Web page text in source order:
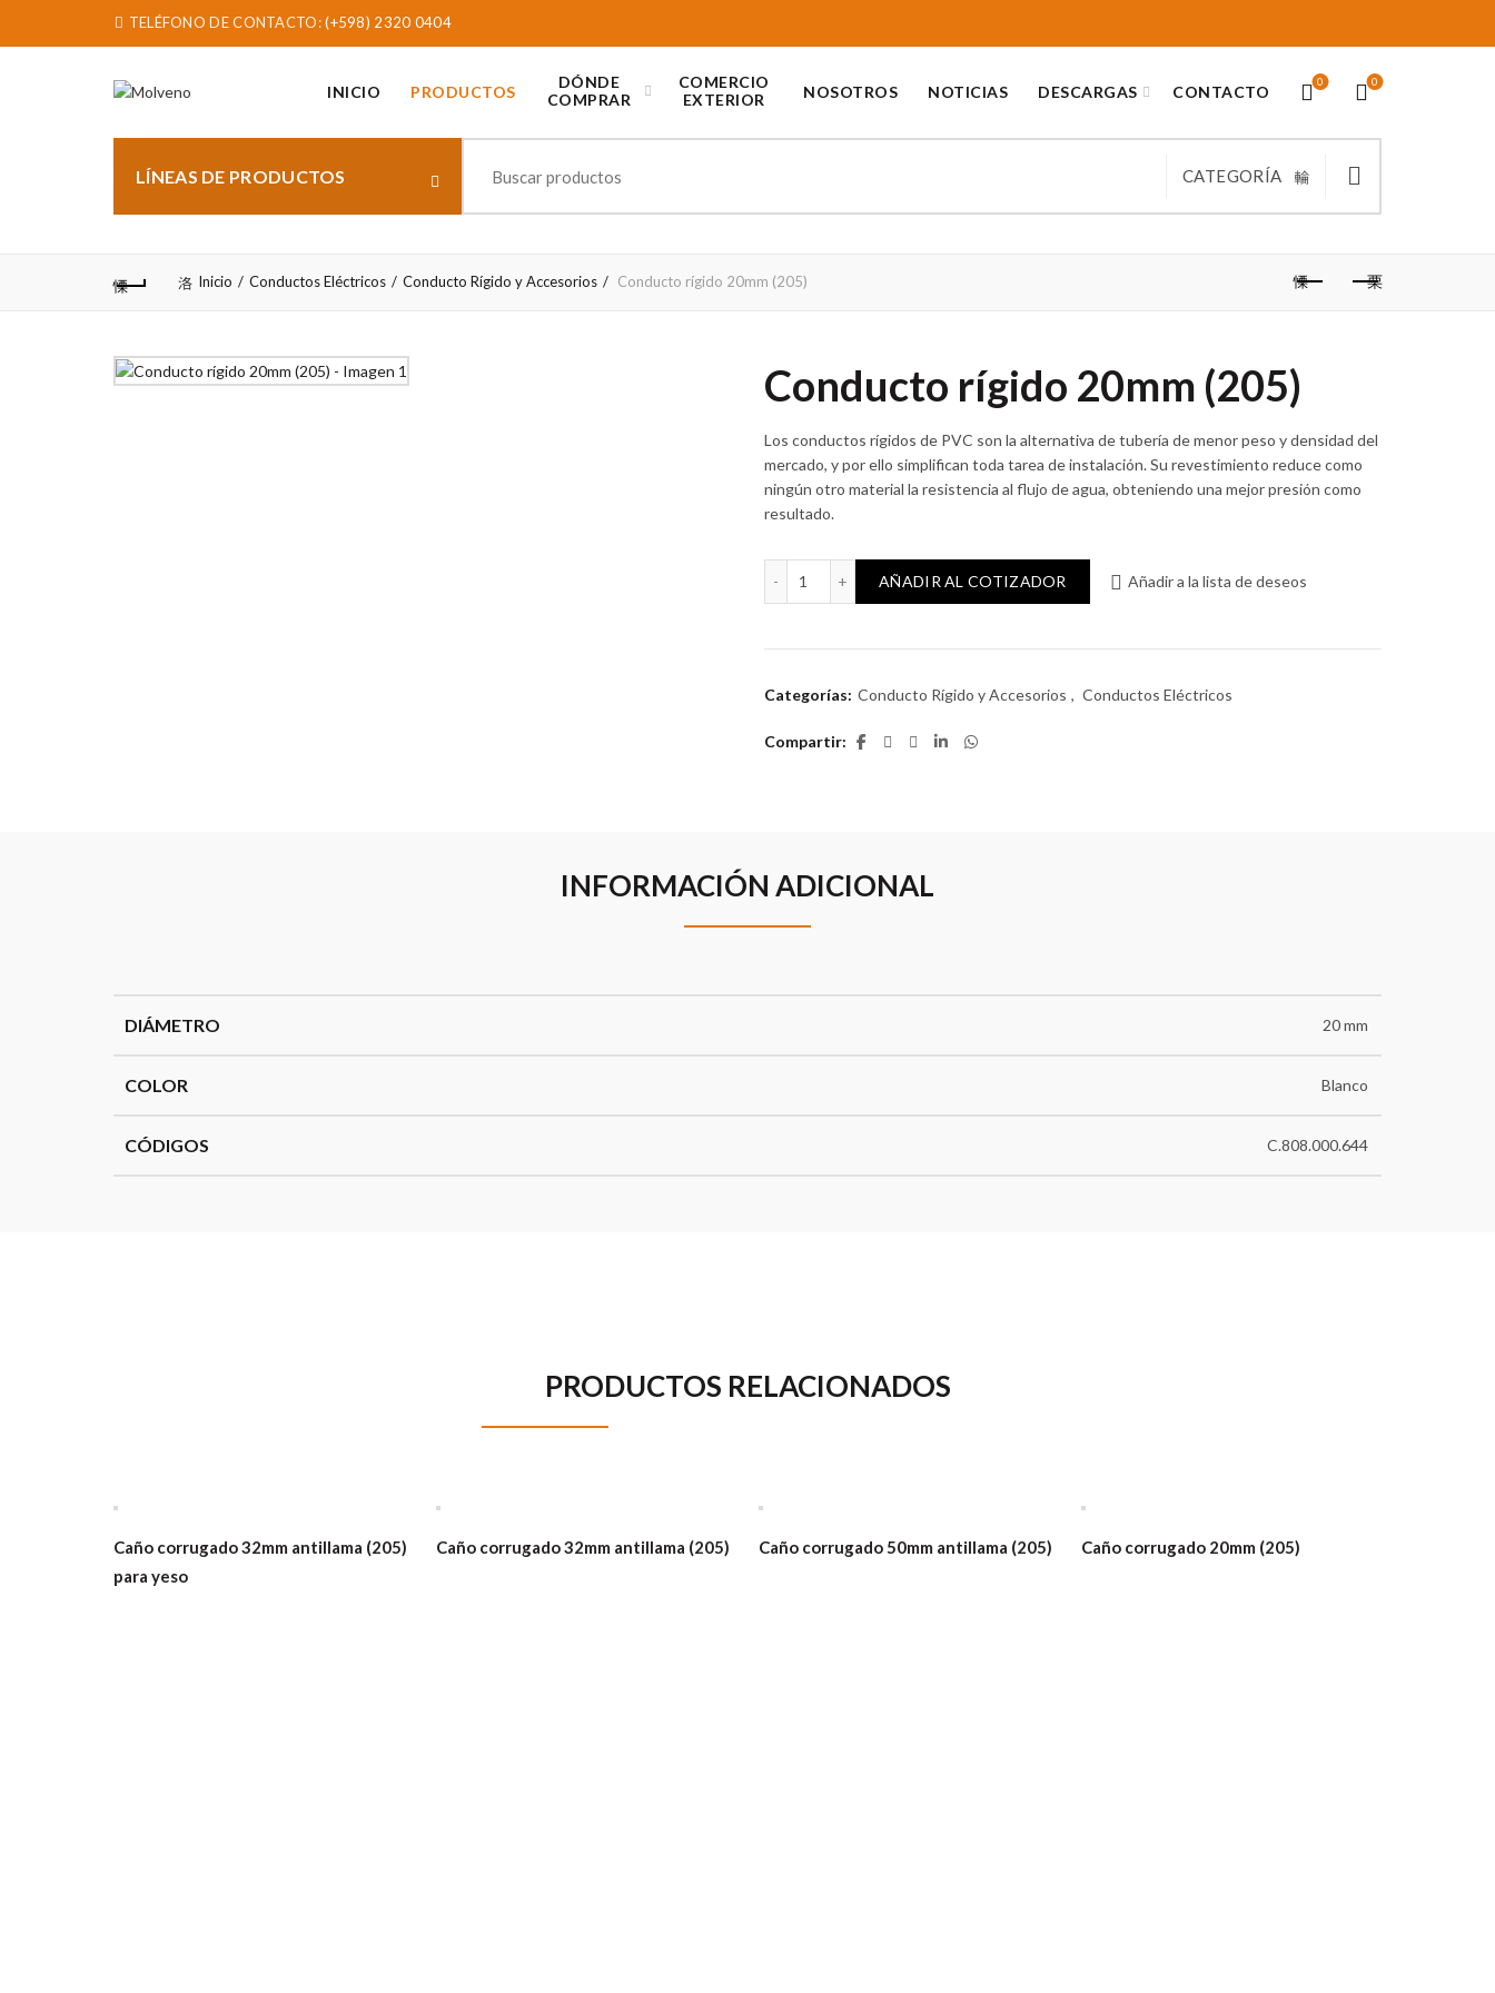
TELÉFONO DE CONTACTO:(+598) 2320 0404
INICIO PRODUCTOS
DÓNDE
COMPRAR
COMERCIO
EXTERIOR
NOSOTROS NOTICIAS DESCARGAS CONTACTO
0 0
LÍNEAS DE PRODUCTOS CATEGORÍA
Inicio Conductos Eléctricos Conducto Rígido y Accesorios Conducto rígido 20mm (205)
Conducto rígido 20mm (205)
Los conductos rígidos de PVC son la alternativa de tubería de menor peso y densidad del
mercado, y por ello simplifican toda tarea de instalación. Su revestimiento reduce como
ningún otro material la resistencia al flujo de agua, obteniendo una mejor presión como
resultado.
Conducto rígido 20mm (205) cantidad
AÑADIR AL COTIZADOR Añadir a la lista de deseos
Categorías: Conducto Rígido y Accesorios , Conductos Eléctricos
Compartir
INFORMACIÓN ADICIONAL
DIÁMETRO 20 mm
COLOR Blanco
CÓDIGOS C.808.000.644
PRODUCTOS RELACIONADOS
Caño corrugado 32mm antillama (205)
para yeso
Caño corrugado 32mm antillama (205) Caño corrugado 50mm antillama (205) Caño corrugado 20mm (205)